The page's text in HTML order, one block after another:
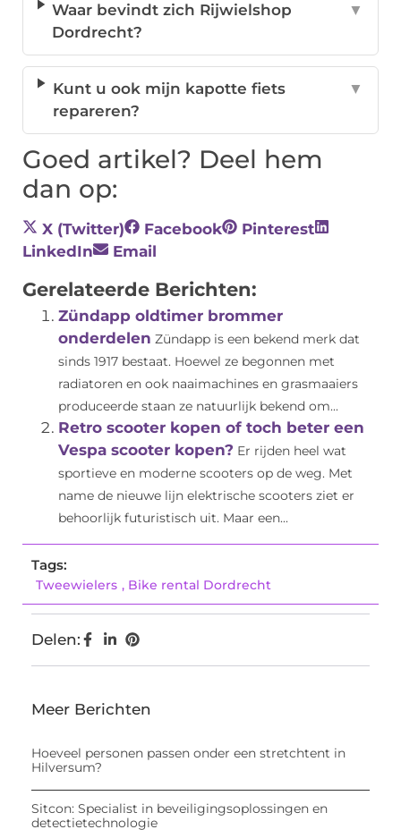
Waar bevindt zich Rijwielshop
Dordrecht?
▼
Kunt u ook mijn kapotte fiets
repareren?
▼
Goed artikel? Deel hem
dan op:
X (Twitter) Facebook
Pinterest
LinkedIn
Email
Gerelateerde Berichten:
Zündapp oldtimer brommer
onderdelen Zündapp is een bekend merk dat
sinds 1917 bestaat. Hoewel ze begonnen met
radiatoren en ook naaimachines en grasmaaiers
produceerde staan ze natuurlijk bekend om...
Retro scooter kopen of toch beter een
Vespa scooter kopen? Er rijden heel wat
sportieve en moderne scooters op de weg. Met
name de nieuwe lijn elektrische scooters ziet er
behoorlijk futuristisch uit. Maar een...
Tags:
Tweewielers , Bike rental Dordrecht
Delen:
Meer Berichten
Hoeveel personen passen onder een stretchtent in
Hilversum?
Sitcon: Specialist in beveiligingsoplossingen en
detectietechnologie